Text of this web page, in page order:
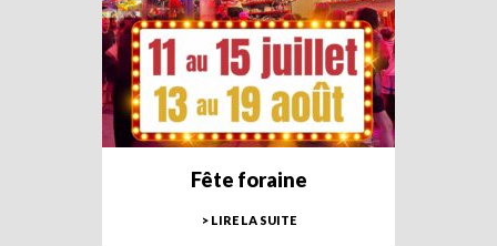
Fête foraine
> LIRE LA SUITE